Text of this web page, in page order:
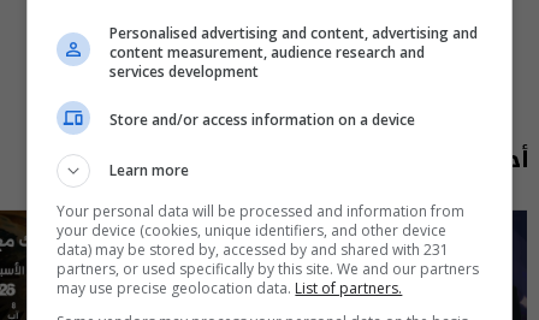
أحدث الحلقات
Personalised advertising and content, advertising and
content measurement, audience research and
services development
Store and/or access information on a device
Learn more
Your personal data will be processed and information from
your device (cookies, unique identifiers, and other device
data) may be stored by, accessed by and shared with 231
partners, or used specifically by this site. We and our partners
may use precise geolocation data. List of partners.